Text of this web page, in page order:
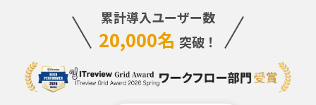
製品紹介デモ
累計導入ユーザー数
20,000名 突破！